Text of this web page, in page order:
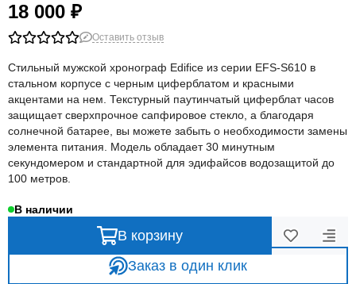
18 000 ₽
Оставить отзыв
Стильный мужской хронограф Edifice из серии EFS-S610 в
стальном корпусе с черным циферблатом и красными
акцентами на нем. Текстурный паутинчатый циферблат часов
защищает сверхпрочное сапфировое стекло, а благодаря
солнечной батарее, вы можете забыть о необходимости замены
элемента питания. Модель обладает 30 минутным
секундомером и стандартной для эдифайсов водозащитой до
100 метров.
В наличии
В корзину
Заказ в один клик